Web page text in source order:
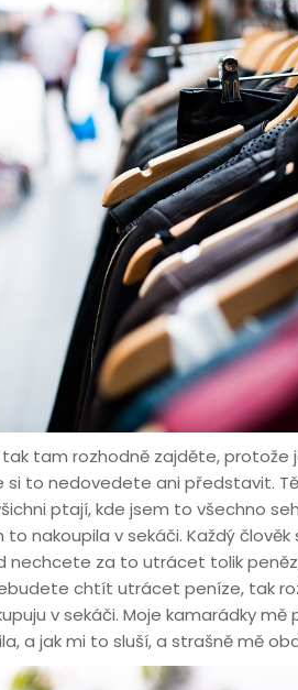
tam rozhodně zajděte, protože
si to nedovedete ani představit.
ptají, kde jsem to všechno
nakoupila v sekáči. Každý
nechcete za to utrácet tolik
chtít utrácet peníze, tak
v sekáči. Moje kamarádky
a jak mi to sluší, a strašně mě